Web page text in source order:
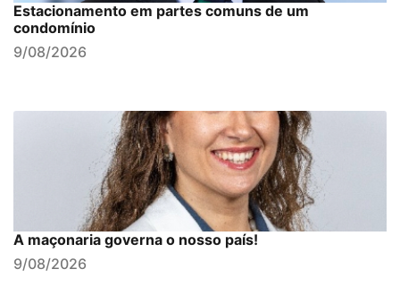
Estacionamento em partes comuns de um
condomínio
9/08/2026
A maçonaria governa o nosso país!
9/08/2026